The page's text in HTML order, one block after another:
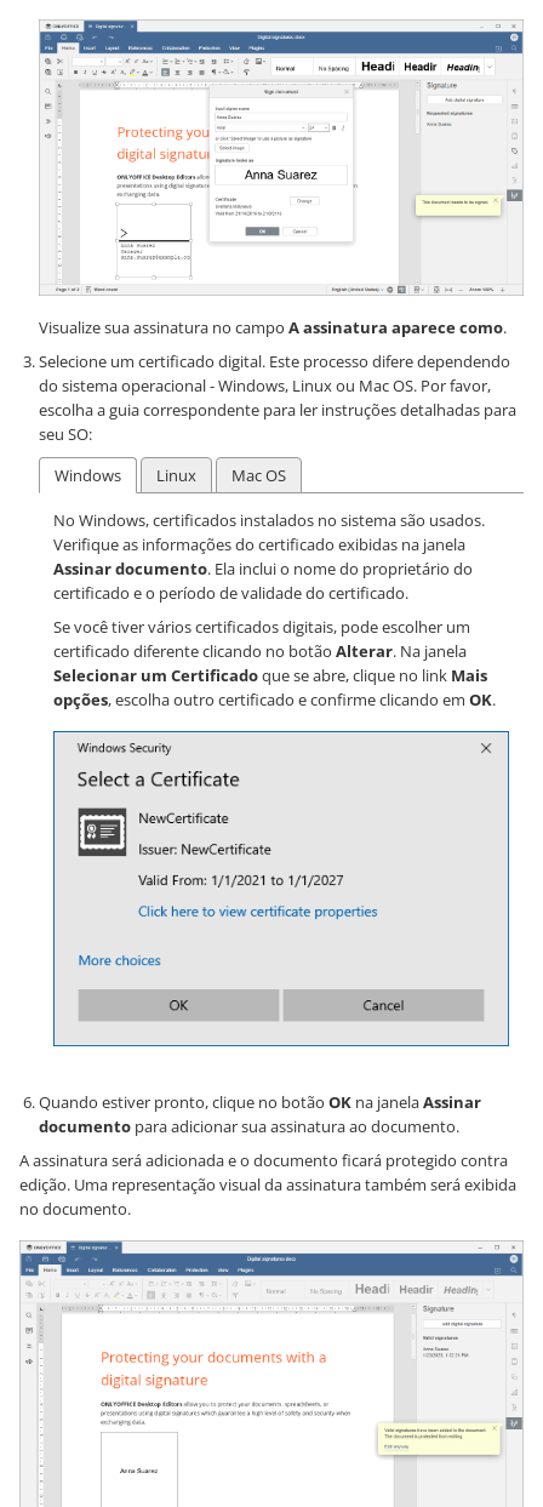
Visualize sua assinatura no campo A assinatura aparece como.
Selecione um certificado digital. Este processo difere dependendo
do sistema operacional - Windows, Linux ou Mac OS. Por favor,
escolha a guia correspondente para ler instruções detalhadas para
seu SO:
Windows
Linux Mac OS
No Windows, certificados instalados no sistema são usados.
Verifique as informações do certificado exibidas na janela
Assinar documento. Ela inclui o nome do proprietário do
certificado e o período de validade do certificado.
Se você tiver vários certificados digitais, pode escolher um
certificado diferente clicando no botão Alterar. Na janela
Selecionar um Certificadoque se abre, clique no link Mais
opções, escolha outro certificado e confirme clicando em OK.
Quando estiver pronto, clique no botão OK na janelaAssinar
documento para adicionar sua assinatura ao documento.
A assinatura será adicionada e o documento ficará protegido contra
edição. Uma representação visual da assinatura também será exibida
no documento.